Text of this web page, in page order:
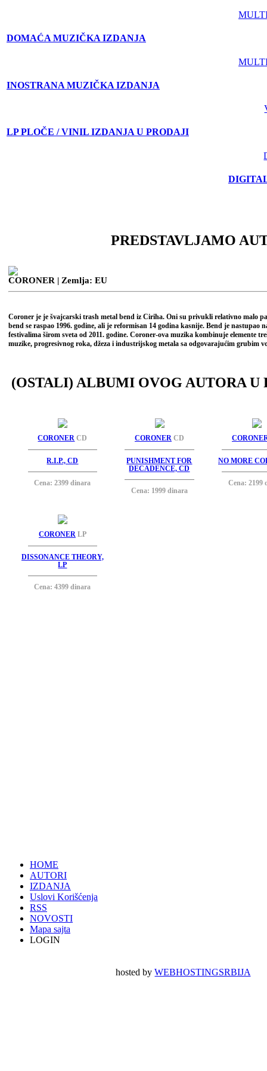
DOMAĆA MUZIČKA IZDANJA
INOSTRANA MUZIČKA IZDANJA
LP PLOČE / VINIL IZDANJA U PRODAJI
PREDSTAVLJAMO
CORONER | Zemlja: EU
Coroner je je švajcarski trash metal bend iz Ciriha. Oni su privukli relativno malo
bend se raspao 1996. godine, ali je reformisan 14 godina kasnije. Bend je nastupao
festivalima širom sveta od 2011. godine. Coroner-ova muzika kombinuje elemente
muzike, progresivnog roka, džeza i industrijskog metala sa odgovarajućim grubim
(OSTALI) ALBUMI OVOG AUTORA U
CORONER CD
R.I.P., CD
Cena: 2399 dinara
CORONER CD
PUNISHMENT FOR
DECADENCE, CD
Cena: 1999 dinara
NO MORE
Cena: 2199
CORONER LP
DISSONANCE THEORY,
LP
Cena: 4399 dinara
HOME
AUTORI
IZDANJA
Uslovi Korišćenja
RSS
NOVOSTI
Mapa sajta
LOGIN
hosted byWEBHOSTINGSRBIJA